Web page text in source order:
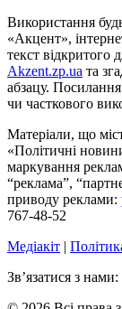
Використання
«Акцент»,
текст відкритого
Akzent.zp.ua та
абзацу.
чи часткового
Матеріали, що
«Політичні
маркування
“реклама”,
приводу реклами:
767-48-52
Медіакіт |
Зв’язатися з нами: